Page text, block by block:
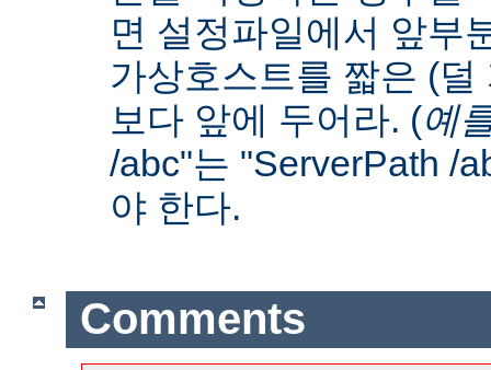
면 설정파일에서 앞부
가상호스트를 짧은 (
보다 앞에 두어라. (예
/abc"는 "ServerPath /
야 한다.
Comments